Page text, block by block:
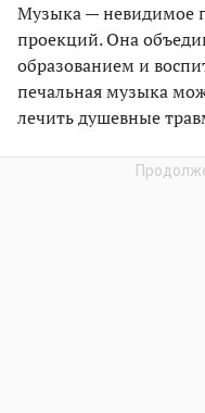
Музыка — невидимое
проекций. Она
образованием и
печальная музыка
лечить душевные